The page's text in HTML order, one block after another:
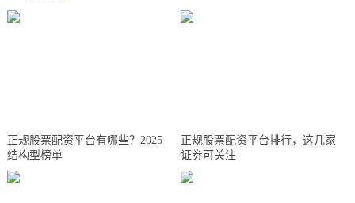
正规股票配资平台有哪些？2025
结构型榜单
正规股票配资平台排行，这几家
证券可关注